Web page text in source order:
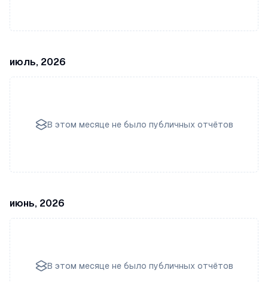
июль, 2026
В этом месяце не было публичных отчётов
июнь, 2026
В этом месяце не было публичных отчётов